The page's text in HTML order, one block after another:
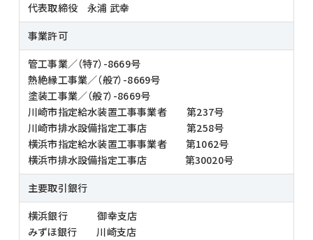
代表取締役 永浦 武幸
事業許可
管工事業／（特7）-8669号
熱絶縁工事業／（般7）-8669号
塗装工事業／（般7）-8669号
川崎市指定給水装置工事事業者 第237号
川崎市排水設備指定工事店 第258号
横浜市指定給水装置工事事業者 第1062号
横浜市排水設備指定工事店 第30020号
主要取引銀行
横浜銀行 御幸支店
みずほ銀行 川崎支店